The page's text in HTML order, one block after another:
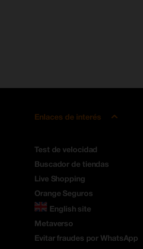
Enlaces de interés
Test de velocidad
Buscador de tiendas
Live Shopping
Orange Seguros
English site
Metaverso
Evitar fraudes por WhatsApp